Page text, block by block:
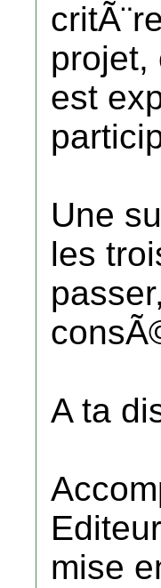
projet,
est
Une
les
A ta
mise